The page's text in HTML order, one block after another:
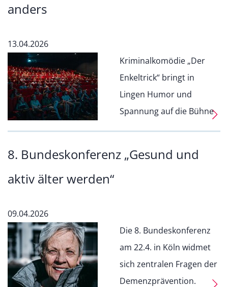
anders
13.04.2026
Kriminalkomödie „Der
Enkeltrick“ bringt in
Lingen Humor und
Spannung auf die Bühne
8. Bundeskonferenz „Gesund und
aktiv älter werden“
09.04.2026
Die 8. Bundeskonferenz
am 22.4. in Köln widmet
sich zentralen Fragen der
Demenzprävention.